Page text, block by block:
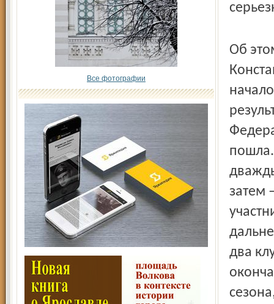
Все фотографии
Об
затем
два